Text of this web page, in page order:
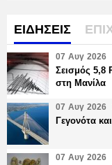
ΕΙΔΗΣΕΙΣ
07 Αυγ 2026
Σεισμός 5,8
στη Μανίλα
07 Αυγ 2026
Γεγονότα
07 Αυγ 2026